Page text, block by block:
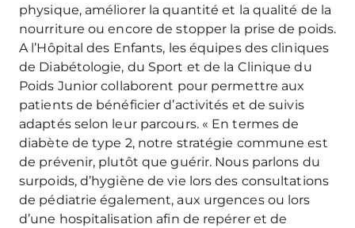
physique, améliorer la quantité et la qualité de la
nourriture ou encore de stopper la prise de poids.
A l’Hôpital des Enfants, les équipes des cliniques
de Diabétologie, du Sport et de la Clinique du
Poids Junior collaborent pour permettre aux
patients de bénéficier d’activités et de suivis
adaptés selon leur parcours. « En termes de
diabète de type 2, notre stratégie commune est
de prévenir, plutôt que guérir. Nous parlons du
surpoids, d’hygiène de vie lors des consultations
de pédiatrie également, aux urgences ou lors
d’une hospitalisation afin de repérer et de